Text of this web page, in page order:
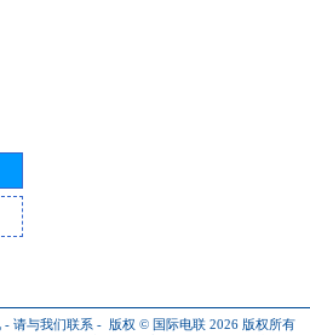
- 请与我们联系 - 版权 © 国际电联 2026 版权所有